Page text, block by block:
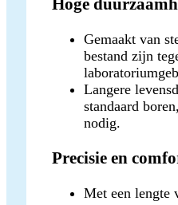
Hoge
Gemaakt van
bestand zijn
Langere
standaard
nodig.
Precisie en
Met een lengte